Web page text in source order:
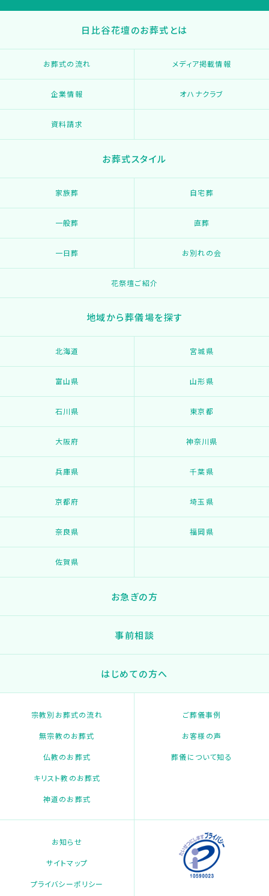
日比谷花壇のお葬式とは
お葬式の流れ メディア掲載情報
企業情報 オハナクラブ
資料請求
お葬式スタイル
家族葬 自宅葬
一般葬 直葬
一日葬 お別れの会
花祭壇ご紹介
地域から葬儀場を探す
北海道 宮城県
富山県 山形県
石川県 東京都
大阪府 神奈川県
兵庫県 千葉県
京都府 埼玉県
奈良県 福岡県
佐賀県
お急ぎの方
事前相談
はじめての方へ
宗教別お葬式の流れ
無宗教のお葬式
仏教のお葬式
キリスト教のお葬式
神道のお葬式
ご葬儀事例
お客様の声
葬儀について知る
お知らせ
サイトマップ
プライバシーポリシー